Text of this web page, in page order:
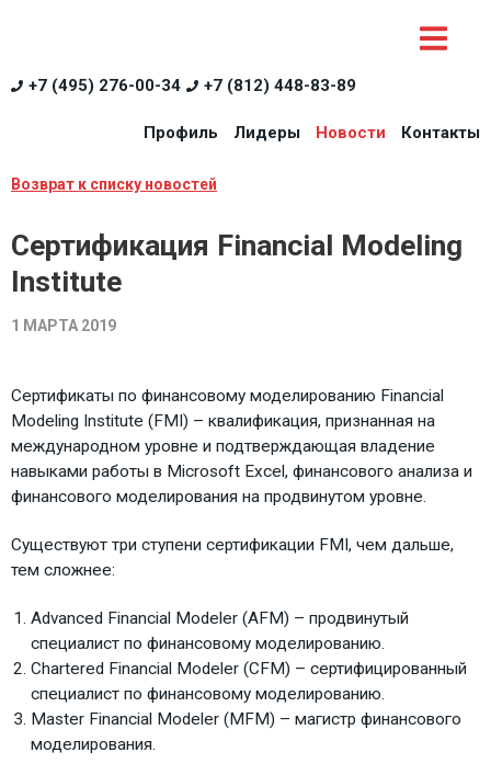
+7 (495) 276-00-34 +7 (812) 448-83-89
Профиль Лидеры Новости Контакты
Возврат к списку новостей
Сертификация Financial Modeling
Institute
1 МАРТА 2019
Сертификаты по финансовому моделированию Financial
Modeling Institute (FMI) – квалификация, признанная на
международном уровне и подтверждающая владение
навыками работы в Microsoft Excel, финансового анализа и
финансового моделирования на продвинутом уровне.
Существуют три ступени сертификации FMI, чем дальше,
тем сложнее:
Advanced Financial Modeler (AFM) – продвинутый
специалист по финансовому моделированию.
Chartered Financial Modeler (CFM) – сертифицированный
специалист по финансовому моделированию.
Master Financial Modeler (MFM) – магистр финансового
моделирования.